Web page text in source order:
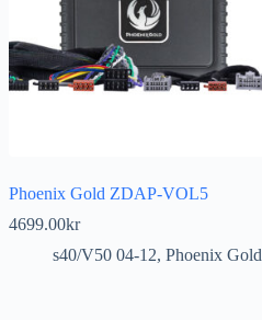
Phoenix Gold ZDAP-VOL5
4699.00kr
s40/V50 04-12, Phoenix Gold